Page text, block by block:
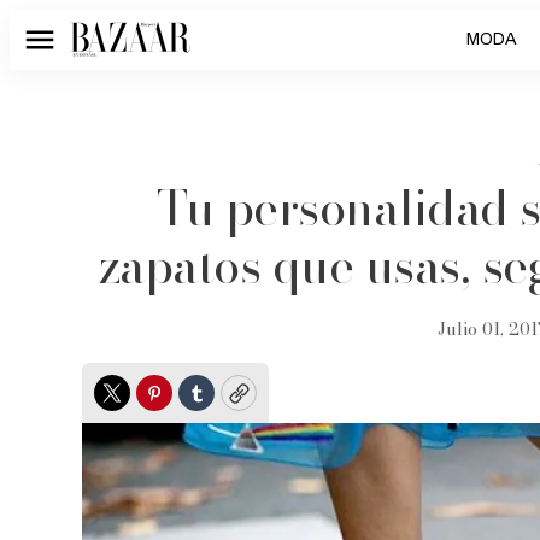
Menú MODA
Tu personalidad
zapatos que usas,
Julio 01,
TwitterPinterest
TumblrCopy